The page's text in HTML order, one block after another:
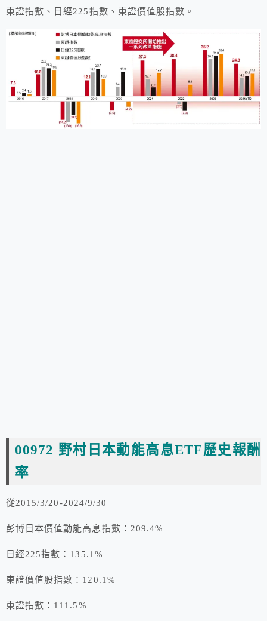
東證指數、日經225指數、東證價值股指數。
00972 野村日本動能高息ETF歷史報酬
率
從2015/3/20-2024/9/30
彭博日本價值動能高息指數：209.4%
日經225指數：135.1%
東證價值股指數：120.1%
東證指數：111.5%